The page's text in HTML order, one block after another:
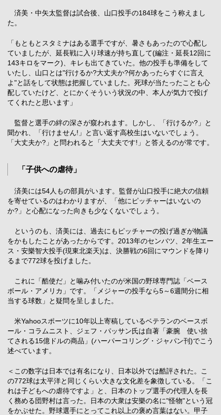
済美・中矢太監督は試合後、山口投手の184球をこう称えまし
た。
「もともとスタミナはある選手ですが、暑さもあったので心配し
ていましたが、延長戦に入り球速が持ち直して(編注・延長12回に
143キロをマーク)、キレも出てきていた。他の投手も準備をして
いたし、山口とは"行けるか?大丈夫か?何かあったらすぐに言え
よ"と話をして状態は把握していました。死球が当たったことも心
配していたけど、とにかくそういう状況の中、本人が気力で投げ
てくれたと思います」
監督と選手の絆の深さが窺われます。しかし、「行けるか?」と
聞かれ、「行けません!」と言い返す高校生はいないでしょう。
「大丈夫か?」と問われると「大丈夫です!」と答えるのが常です。
「子供への虐待」
済美には54人もの部員がいます。監督が山口投手に絶大の信頼
を寄せているのはわかりますが、「他にピッチャーはいないの
か?」と心配になった向きも少なくないでしょう。
というのも、済美には、過去にもピッチャーの投げ過ぎが物議
をかもしたことがあったからです。2013年のセンバツ、2年生エー
ス・安樂智大投手(現東北楽天)は、決勝戦の6回にマウンドを降り
るまで772球を投げました。
これに「酷使だ」と噛み付いたのが米国の野球専門誌「ベース
ボール・アメリカ」です。「メジャーの投手なら5～6週間分に相
当する球数」と疑問を呈しました。
米Yahooスポーツに10年以上寄稿しているベテランのベースボ
ール・コラムニスト、ジェフ・パッサン氏は自著「豪腕 使い捨
てされる15億ドルの商品」(ハーパーコリング・ジャパン刊)でこう
述べています。
＜この数字は日本では有名になり、日本以外では酷評された。こ
の772球は太平洋と同じくらい大きな文化差を象徴している。「こ
れは子どもへの虐待ですよ」と、日本のトップ選手の代理人を長
く務める団野村は言った。日本の大衆は安樂の名に"怪物"という冠
をかぶせた。野球選手にとってこれ以上の褒め言葉はない。甲子